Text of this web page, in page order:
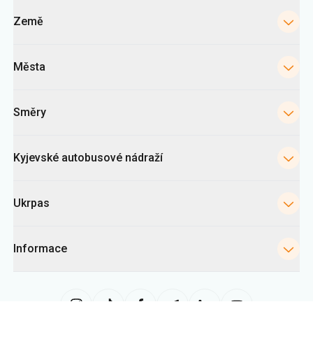
Země
Města
Směry
Kyjevské autobusové nádraží
Ukrpas
Informace